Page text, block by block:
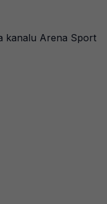
kanalu Arena Sport